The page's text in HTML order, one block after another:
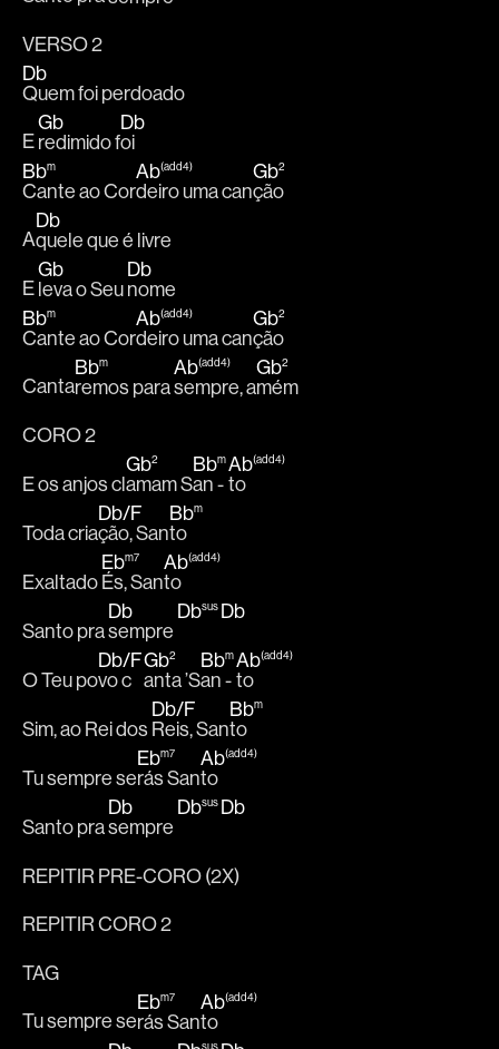
VERSO 2
Db
Quem foi perdoado
E
Gb
redimido f
Db
oi
Bbm
Cante ao Cor
Ab(add4)
deiro uma can
Gb2
ção
A
Db
quele que é livre
E
Gb
leva o Seu
Db
nome
Bbm
Cante ao Cor
Ab(add4)
deiro uma can
Gb2
ção
Canta
Bbm
remos para
Ab(add4)
sempre, a
Gb2
mém
CORO 2
E os anjos cl
Gb2
amam S
Bbm
an -
Ab(add4)
to
Toda cria
Db/F
ção, San
Bbm
to
Exaltado
Ebm7
És, San
Ab(add4)
to
Santo pra
Db
sempre
Dbsus Db
O Teu po
Db/F
vo c
Gb2
anta ’S
Bbm
an -
Ab(add4)
to
Sim, ao Rei dos
Db/F
Reis, San
Bbm
to
Tu sempre se
Ebm7
rás San
Ab(add4)
to
Santo pra
Db
sempre
Dbsus Db
REPITIR PRE-CORO (2X)
REPITIR CORO 2
TAG
Tu sempre se
Ebm7
rás San
Ab(add4)
to
sus